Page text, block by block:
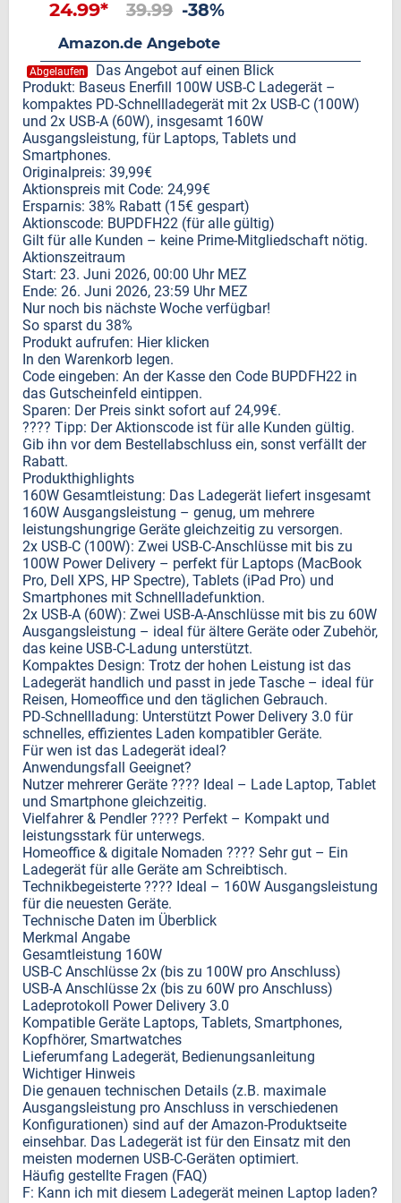
24.99* 39.99 -38%
Amazon.de Angebote
Abgelaufen
Das Angebot auf einen Blick
Produkt: Baseus Enerfill 100W USB-C Ladegerät –
kompaktes PD-Schnellladegerät mit 2x USB-C (100W)
und 2x USB-A (60W), insgesamt 160W
Ausgangsleistung, für Laptops, Tablets und
Smartphones.
Originalpreis: 39,99€
Aktionspreis mit Code: 24,99€
Ersparnis: 38% Rabatt (15€ gespart)
Aktionscode: BUPDFH22 (für alle gültig)
Gilt für alle Kunden – keine Prime-Mitgliedschaft nötig.
Aktionszeitraum
Start: 23. Juni 2026, 00:00 Uhr MEZ
Ende: 26. Juni 2026, 23:59 Uhr MEZ
Nur noch bis nächste Woche verfügbar!
So sparst du 38%
Produkt aufrufen: Hier klicken
In den Warenkorb legen.
Code eingeben: An der Kasse den Code BUPDFH22 in
das Gutscheinfeld eintippen.
Sparen: Der Preis sinkt sofort auf 24,99€.
???? Tipp: Der Aktionscode ist für alle Kunden gültig.
Gib ihn vor dem Bestellabschluss ein, sonst verfällt der
Rabatt.
Produkthighlights
160W Gesamtleistung: Das Ladegerät liefert insgesamt
160W Ausgangsleistung – genug, um mehrere
leistungshungrige Geräte gleichzeitig zu versorgen.
2x USB-C (100W): Zwei USB-C-Anschlüsse mit bis zu
100W Power Delivery – perfekt für Laptops (MacBook
Pro, Dell XPS, HP Spectre), Tablets (iPad Pro) und
Smartphones mit Schnellladefunktion.
2x USB-A (60W): Zwei USB-A-Anschlüsse mit bis zu 60W
Ausgangsleistung – ideal für ältere Geräte oder Zubehör,
das keine USB-C-Ladung unterstützt.
Kompaktes Design: Trotz der hohen Leistung ist das
Ladegerät handlich und passt in jede Tasche – ideal für
Reisen, Homeoffice und den täglichen Gebrauch.
PD-Schnellladung: Unterstützt Power Delivery 3.0 für
schnelles, effizientes Laden kompatibler Geräte.
Für wen ist das Ladegerät ideal?
Anwendungsfall Geeignet?
Nutzer mehrerer Geräte ???? Ideal – Lade Laptop, Tablet
und Smartphone gleichzeitig.
Vielfahrer & Pendler ???? Perfekt – Kompakt und
leistungsstark für unterwegs.
Homeoffice & digitale Nomaden ???? Sehr gut – Ein
Ladegerät für alle Geräte am Schreibtisch.
Technikbegeisterte ???? Ideal – 160W Ausgangsleistung
für die neuesten Geräte.
Technische Daten im Überblick
Merkmal Angabe
Gesamtleistung 160W
USB-C Anschlüsse 2x (bis zu 100W pro Anschluss)
USB-A Anschlüsse 2x (bis zu 60W pro Anschluss)
Ladeprotokoll Power Delivery 3.0
Kompatible Geräte Laptops, Tablets, Smartphones,
Kopfhörer, Smartwatches
Lieferumfang Ladegerät, Bedienungsanleitung
Wichtiger Hinweis
Die genauen technischen Details (z.B. maximale
Ausgangsleistung pro Anschluss in verschiedenen
Konfigurationen) sind auf der Amazon-Produktseite
einsehbar. Das Ladegerät ist für den Einsatz mit den
meisten modernen USB-C-Geräten optimiert.
Häufig gestellte Fragen (FAQ)
F: Kann ich mit diesem Ladegerät meinen Laptop laden?